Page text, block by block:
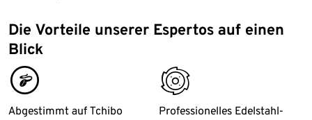
Die Vorteile unserer Espertos auf einen
Blick
beanaccount
Abgestimmt auf Tchibo
grind
Professionelles Edelstahl-